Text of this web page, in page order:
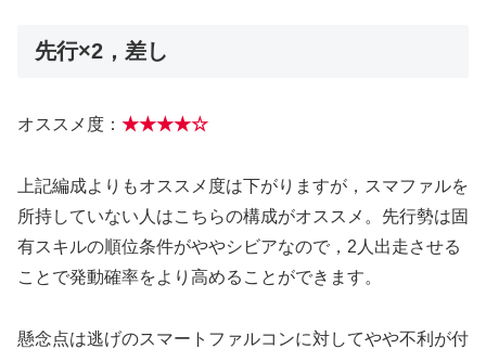
先行×2，差し
オススメ度： ★★★★☆
上記編成よりもオススメ度は下がりますが，スマファルを
所持していない人はこちらの構成がオススメ。先行勢は固
有スキルの順位条件がややシビアなので，2人出走させる
ことで発動確率をより高めることができます。
懸念点は逃げのスマートファルコンに対してやや不利が付